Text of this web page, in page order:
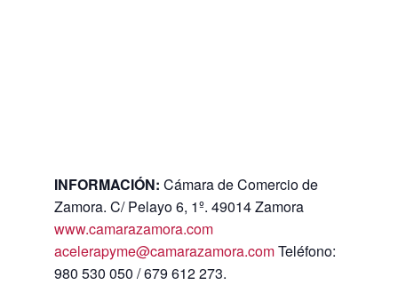
INFORMACIÓN: Cámara de Comercio de
Zamora. C/ Pelayo 6, 1º. 49014 Zamora
www.camarazamora.com
acelerapyme@camarazamora.comTeléfono:
980 530 050 / 679 612 273.